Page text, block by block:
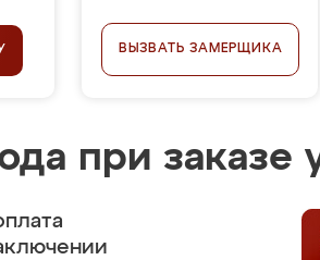
ВЫЗВАТЬ ЗАМЕРЩИКА
при заказе